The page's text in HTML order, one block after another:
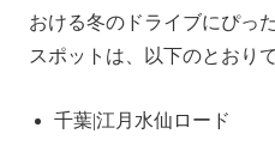
おける冬のドライブにぴっ
スポットは、以下のとおりで
千葉|江月水仙ロード